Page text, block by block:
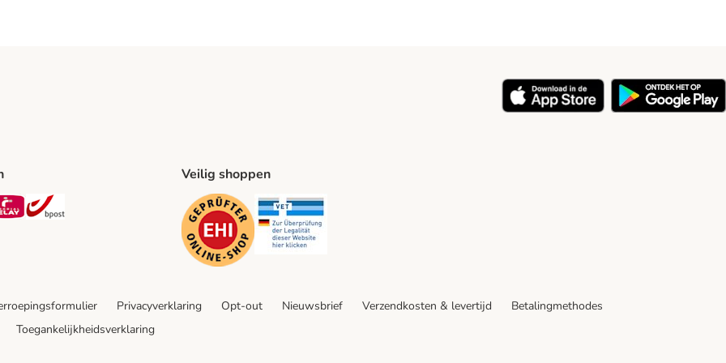
Method
Shipping Method
Mondial Relay Shipping Method
Veilig shoppen
Security
Privacyverklaring Opt-out Nieuwsbrief Verzendkosten & levertijd
Betalingmethodes
Toegankelijkheidsverklaring